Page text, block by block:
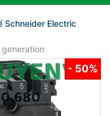
Schneider Electric
generation
- 50%